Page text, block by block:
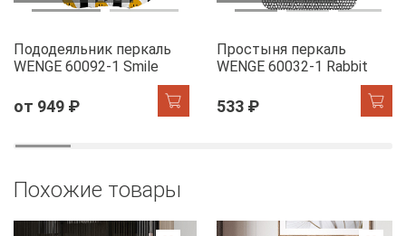
Пододеяльник перкаль
WENGE 60092-1 Smile
от 949 ₽
Простыня перкаль
WENGE 60032-1 Rabbit
533 ₽
Похожие товары